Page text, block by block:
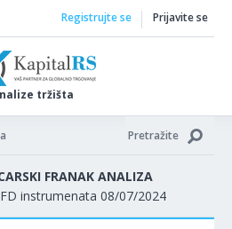
tržišta
Registrujte se Prijavite se
Pretražite
FRANAK ANALIZA
instrumenata 08/07/2024